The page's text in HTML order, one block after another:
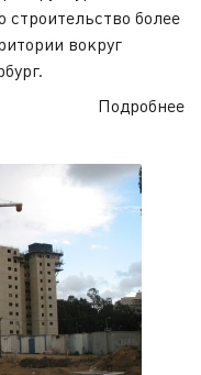
строительство более
вокруг
Подробнее